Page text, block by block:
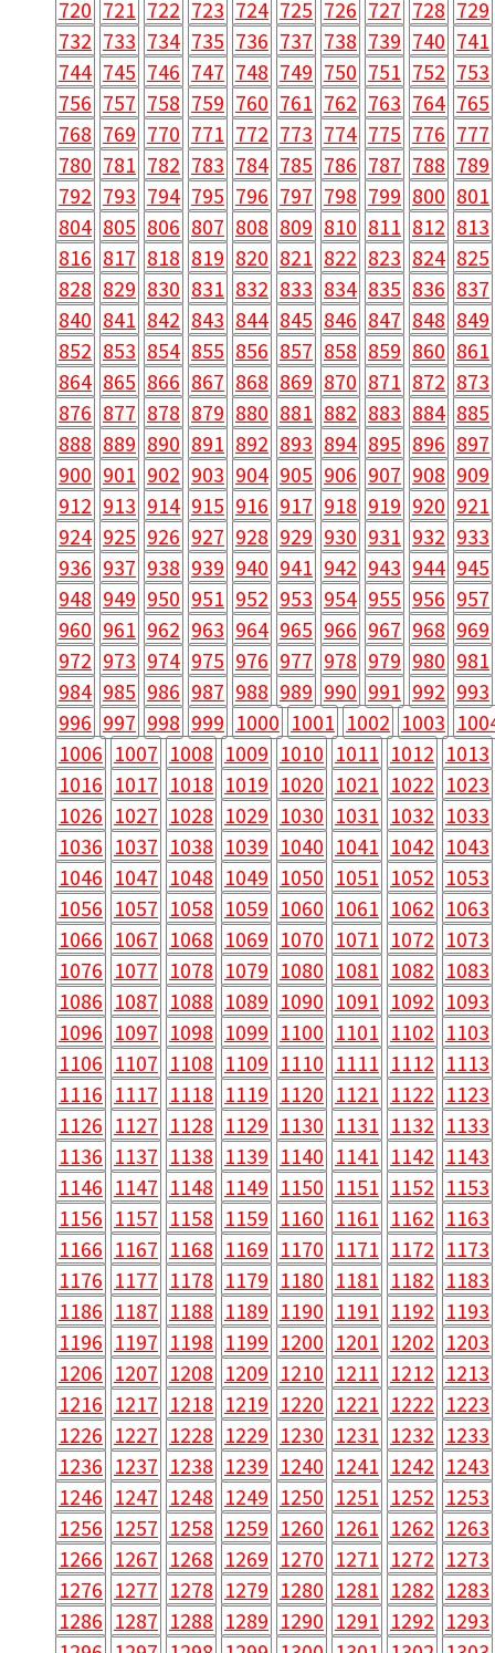
720 721 722 723 724 725 726 727 728 729
732 733 734 735 736 737 738 739 740 741
744 745 746 747 748 749 750 751 752 753
756 757 758 759 760 761 762 763 764 765
768 769 770 771 772 773 774 775 776 777
780 781 782 783 784 785 786 787 788 789
792 793 794 795 796 797 798 799 800 801
804 805 806 807 808 809 810 811 812 813
816 817 818 819 820 821 822 823 824 825
828 829 830 831 832 833 834 835 836 837
840 841 842 843 844 845 846 847 848 849
852 853 854 855 856 857 858 859 860 861
864 865 866 867 868 869 870 871 872 873
876 877 878 879 880 881 882 883 884 885
888 889 890 891 892 893 894 895 896 897
900 901 902 903 904 905 906 907 908 909
912 913 914 915 916 917 918 919 920 921
924 925 926 927 928 929 930 931 932 933
936 937 938 939 940 941 942 943 944 945
948 949 950 951 952 953 954 955 956 957
960 961 962 963 964 965 966 967 968 969
972 973 974 975 976 977 978 979 980 981
984 985 986 987 988 989 990 991 992 993
996 997 998 999 1000 1001 1002 1003
1006 1007 1008 1009 1010 1011 1012 1013
1016 1017 1018 1019 1020 1021 1022 1023
1026 1027 1028 1029 1030 1031 1032 1033
1036 1037 1038 1039 1040 1041 1042 1043
1046 1047 1048 1049 1050 1051 1052 1053
1056 1057 1058 1059 1060 1061 1062 1063
1066 1067 1068 1069 1070 1071 1072 1073
1076 1077 1078 1079 1080 1081 1082 1083
1086 1087 1088 1089 1090 1091 1092 1093
1096 1097 1098 1099 1100 1101 1102 1103
1106 1107 1108 1109 1110 1111 1112 1113
1116 1117 1118 1119 1120 1121 1122 1123
1126 1127 1128 1129 1130 1131 1132 1133
1136 1137 1138 1139 1140 1141 1142 1143
1146 1147 1148 1149 1150 1151 1152 1153
1156 1157 1158 1159 1160 1161 1162 1163
1166 1167 1168 1169 1170 1171 1172 1173
1176 1177 1178 1179 1180 1181 1182 1183
1186 1187 1188 1189 1190 1191 1192 1193
1196 1197 1198 1199 1200 1201 1202 1203
1206 1207 1208 1209 1210 1211 1212 1213
1216 1217 1218 1219 1220 1221 1222 1223
1226 1227 1228 1229 1230 1231 1232 1233
1236 1237 1238 1239 1240 1241 1242 1243
1246 1247 1248 1249 1250 1251 1252 1253
1256 1257 1258 1259 1260 1261 1262 1263
1266 1267 1268 1269 1270 1271 1272 1273
1276 1277 1278 1279 1280 1281 1282 1283
1286 1287 1288 1289 1290 1291 1292 1293